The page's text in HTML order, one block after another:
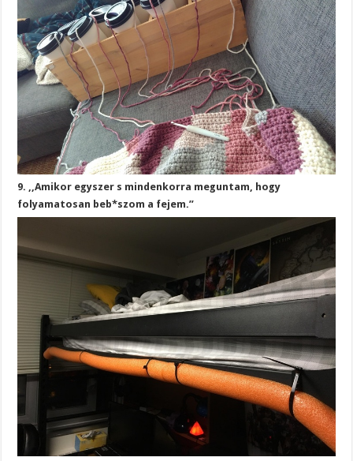
9. ,,Amikor egyszer s mindenkorra meguntam, hogy
folyamatosan beb*szom a fejem.”